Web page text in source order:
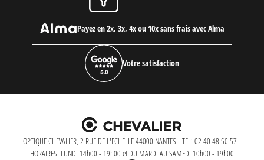
Payez en 2x, 3x, 4x ou 10x sans frais avec Alma
Votre satisfaction
OPTIQUE CHEVALIER, 2 RUE DE L'ECHELLE 44000 NANTES - TEL: 02 40 48 50 57 -
HORAIRES: LUNDI 14h00 - 19h00 et DU MARDI AU SAMEDI 10h00 - 19h00